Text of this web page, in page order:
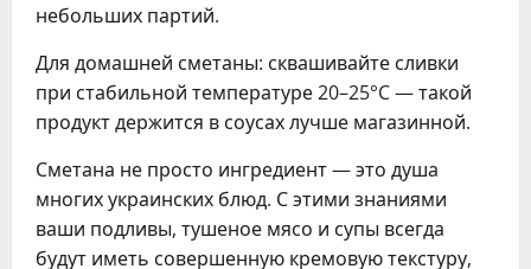
небольших партий.
Для домашней сметаны: сквашивайте сливки
при стабильной температуре 20–25°C — такой
продукт держится в соусах лучше магазинной.
Сметана не просто ингредиент — это душа
многих украинских блюд. С этими знаниями
ваши подливы, тушеное мясо и супы всегда
будут иметь совершенную кремовую текстуру,